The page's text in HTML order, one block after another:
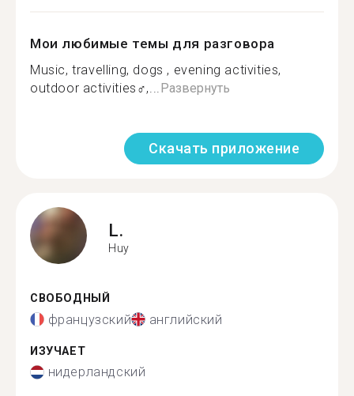
Мои любимые темы для разговора
Music, travelling, dogs , evening activities,
outdoor activities‍♂️,...Развернуть
Скачать приложение
L.
Huy
СВОБОДНЫЙ
французский английский
ИЗУЧАЕТ
нидерландский